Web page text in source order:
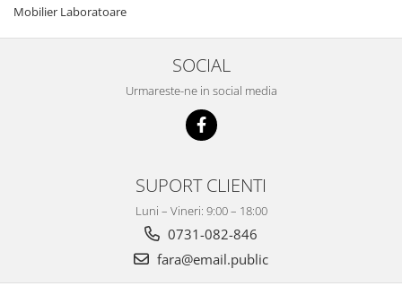
Mobilier Laboratoare
SOCIAL
Urmareste-ne in social media
SUPORT CLIENTI
Luni – Vineri: 9:00 – 18:00
0731-082-846
fara@email.public